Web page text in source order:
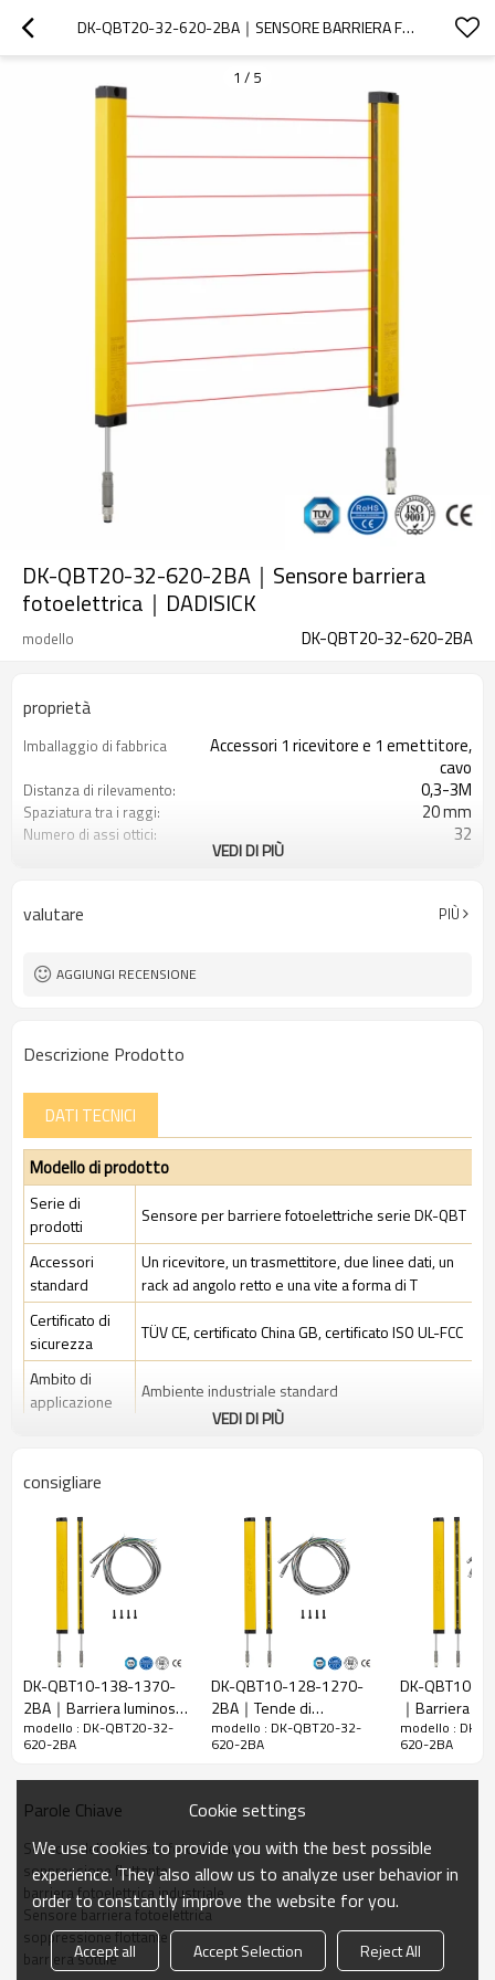
DK-QBT20-32-620-2BA｜SENSORE BARRIERA FOTOELETTRICA｜DADISICK
1 / 5
DK-QBT20-32-620-2BA｜Sensore barriera
fotoelettrica｜DADISICK
modello DK-QBT20-32-620-2BA
proprietà
Imballaggio di fabbrica
Accessori 1 ricevitore e 1 emettitore,
cavo
Distanza di rilevamento: 0,3-3M
Spaziatura tra i raggi: 20 mm
Numero di assi ottici: 32
Spina di interfaccia Dotato di connettore M8
VEDI DI PIÙ
valutare PIÙ
AGGIUNGI RECENSIONE
Descrizione Prodotto
DATI TECNICI
Modello di prodotto
Serie di
prodotti
Sensore per barriere fotoelettriche serie DK-QBT
Accessori
standard
Un ricevitore, un trasmettitore, due linee dati, un
rack ad angolo retto e una vite a forma di T
Certificato di
sicurezza
TÜV CE, certificato China GB, certificato ISO UL-FCC
Ambito di
applicazione
Ambiente industriale standard
Spazio tra i
Rileva la
precisione
28 mm
Quantità di
travi
Raggio
d'azione
620mm
Taglia del
prodotto
15mm*30mm*L, L è la lunghezza dell'emettitore e
del ricevitore.
Distanza di
rilevamento
30-3000mm
risposta
≤15 ms
Dati meccanici
Materiale
dell'alloggiamento
VEDI DI PIÙ
consigliare
DK-QBT10-138-1370-
2BA｜Barriera luminosa
di sicurezza｜DADISICK
modello : DK-QBT20-32-
620-2BA
DK-QBT10-128-1270-
2BA｜Tende di
sicurezza per macchine
｜DADISICK
modello : DK-QBT20-32-
620-2BA
DK-QBT10-
｜Barriera
industriale｜
modello : DK-
620-2BA
Parole Chiave
Sensore della barriera fotoelettrica
soppressione flottante
barriera fotoelettrica industriale
Sensore barriera fotoelettrica
soppressione flottante
barriera sottile
Cookie settings
We use cookies to provide you with the best possible
experience. They also allow us to analyze user behavior in
order to constantly improve the website for you.
Accept all Accept Selection Reject All